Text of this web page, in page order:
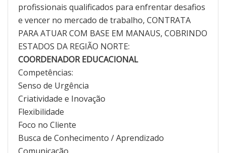
profissionais qualificados para enfrentar desafios
e vencer no mercado de trabalho, CONTRATA
PARA ATUAR COM BASE EM MANAUS, COBRINDO
ESTADOS DA REGIÃO NORTE:
COORDENADOR EDUCACIONAL
Competências:
Senso de Urgência
Criatividade e Inovação
Flexibilidade
Foco no Cliente
Busca de Conhecimento / Aprendizado